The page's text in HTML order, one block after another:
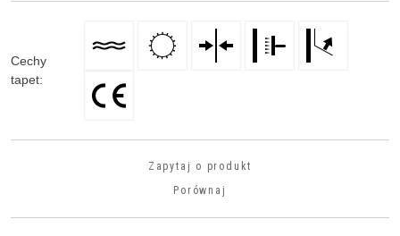
Cechy
tapet:
Zapytaj o produkt
Porównaj